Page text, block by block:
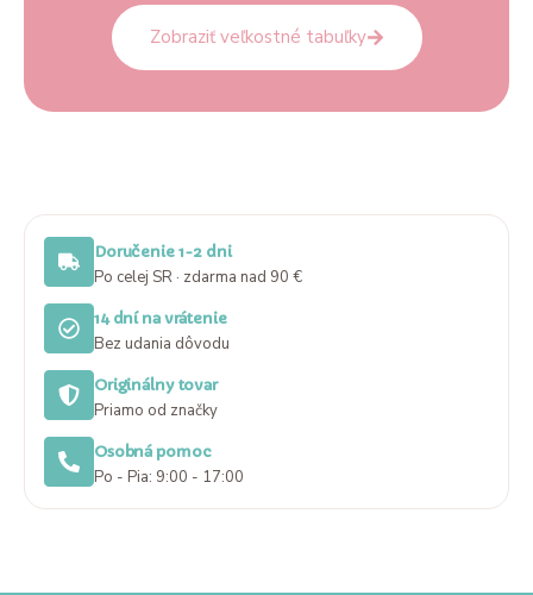
Zobraziť veľkostné tabuľky
Doručenie 1-2 dni
Po celej SR · zdarma nad 90 €
14 dní na vrátenie
Bez udania dôvodu
Originálny tovar
Priamo od značky
Osobná pomoc
Po - Pia: 9:00 - 17:00